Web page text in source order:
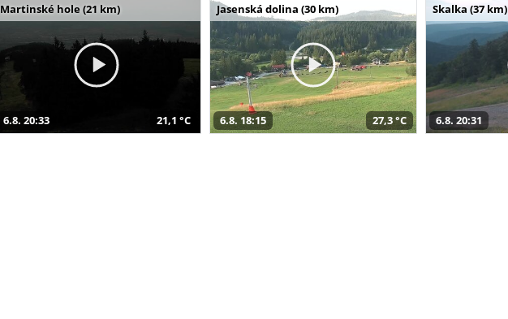
Martinské hole (21 km)
6.8. 20:33 21,1 °C
Jasenská dolina (30 km)
6.8. 18:15 27,3 °C
Skalka (37 km)
6.8. 20:31